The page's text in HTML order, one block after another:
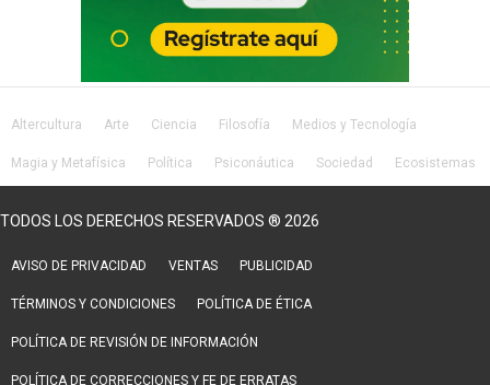
Altercultura Arte Ciencia Filosofía Medios y Tecnología
Magia y Metafísica Política Psiconáutica Sociedad Ecosistemas
TODOS LOS DERECHOS RESERVADOS ® 2026
AVISO DE PRIVACIDAD VENTAS PUBLICIDAD
TÉRMINOS Y CONDICIONES POLÍTICA DE ÉTICA
POLÍTICA DE REVISIÓN DE INFORMACIÓN
POLÍTICA DE CORRECCIONES Y FE DE ERRATAS